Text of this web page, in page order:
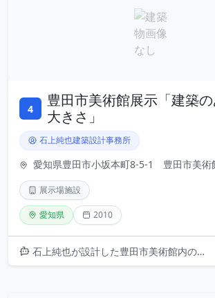
4
豊田市美術館展示「建築
大きさ」
石上純也建築設計事務所
愛知県豊田市小坂本町8-5-1 豊田市美術
展示場施設
愛知県 2010
石上純也が設計した豊田市美術館内の展示「建築のあたらしい大きさ」は、2010年に実現した空間実験です。透明性と軽やかさを